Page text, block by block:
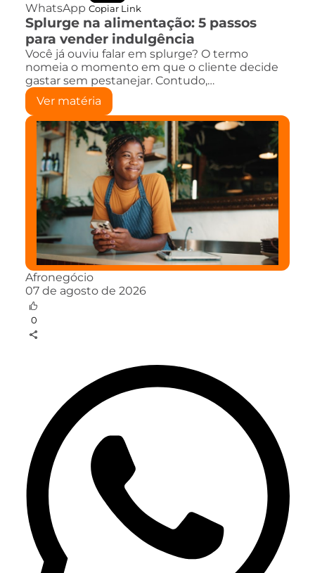
WhatsApp Copiar Link
Splurge na alimentação: 5 passos
para vender indulgência
Você já ouviu falar em splurge? O termo
nomeia o momento em que o cliente decide
gastar sem pestanejar. Contudo,…
Ver matéria
Afronegócio
07 de agosto de 2026
0